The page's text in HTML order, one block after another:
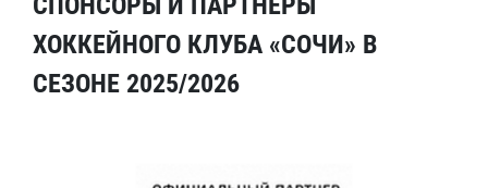
ХОККЕЙНОГО КЛУБА «СОЧИ» В
СЕЗОНЕ 2025/2026